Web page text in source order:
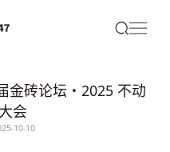
金砖论坛・2025 不动
会
10-10